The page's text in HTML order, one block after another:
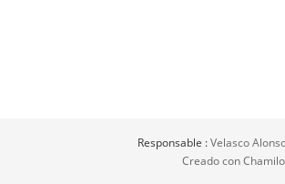
Responsable :Velasco
Creado con Chamilo